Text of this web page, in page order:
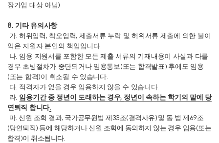
장가입 대상 아님)
8. 기타 유의사항
가. 허위입력, 착오입력, 제출서류 누락 및 허위서류 제출에 의한 불이
익은 지원자 본인의 책임입니다.
나. 임용 지원서를 포함한 모든 제출 서류의 기재내용이 사실과 다를
경우 초빙절차가 중단되거나 임용통보(또는 합격발표) 후에도 임용
(또는 합격)이 취소될 수 있습니다.
다. 적격자가 없을 경우 임용하지 않을 수 있습니다.
라. 임용기간 중 정년이 도래하는 경우, 정년이 속하는 학기의 말에 당
연퇴직 합니다.
마. 신원 조회 결과, 국가공무원법 제 33조(결격사유) 및 동 법 제 69조
(당연퇴직) 등에 해당하거나 신원 조회에 동의하지 않는 경우 임용(또는
합격 )이 취소됩니다.